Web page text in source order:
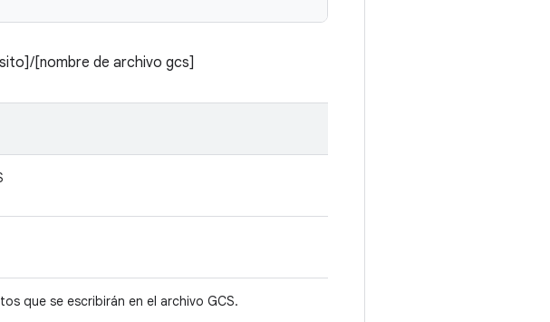
[nombre de archivo gcs]
que se escribirán en el archivo GCS.